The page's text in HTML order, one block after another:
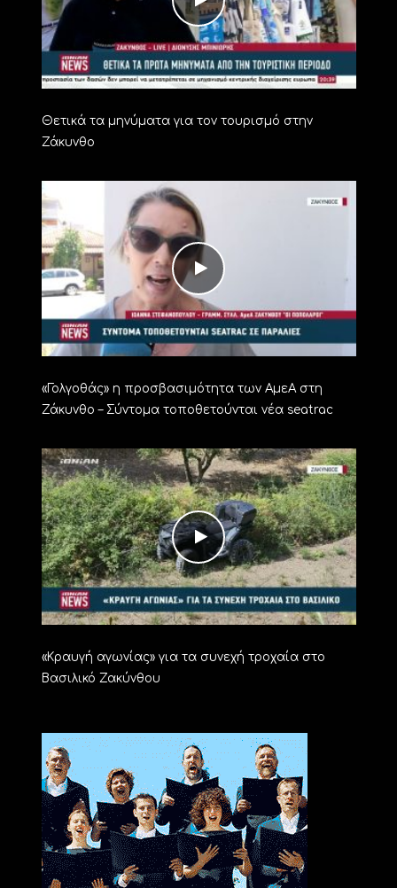
Θετικά τα μηνύματα για τον τουρισμό στην
Ζάκυνθο
«Γολγοθάς» η προσβασιμότητα των ΑμεΑ στη
Ζάκυνθο – Σύντομα τοποθετούνται νέα seatrac
«Kραυγή αγωνίας» για τα συνεχή τροχαία στο
Βασιλικό Ζακύνθου